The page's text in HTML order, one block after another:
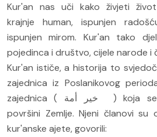
Kur'an nas uči kako živjeti
krajnje human, ispunjen
ispunjen mirom. Kur'an tako
pojedinca i društvo, cijele narode i
Kur'an ističe, a historija to
zajednica iz Poslanikovog
zajednica (
خير أمة
) koja
površini Zemlje. Njeni članovi su
kur'anske ajete, govorili: